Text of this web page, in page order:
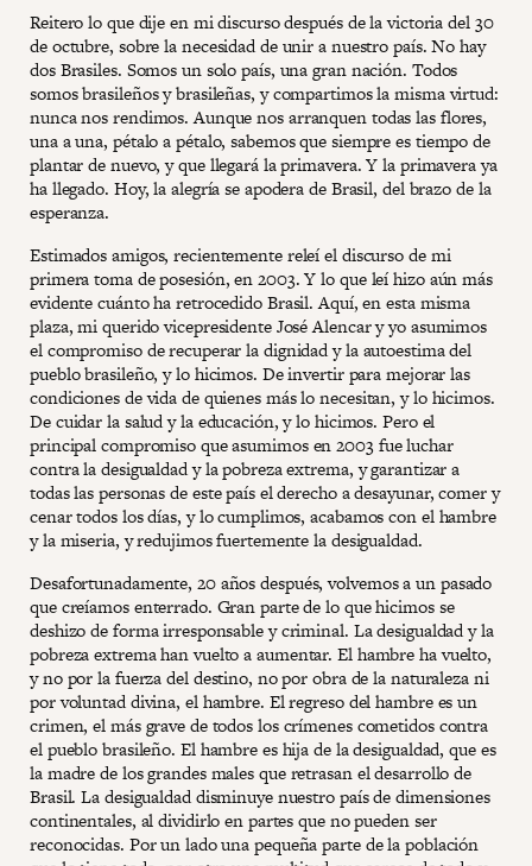
Reitero lo que dije en mi discurso después de la victoria del 30
de octubre, sobre la necesidad de unir a nuestro país. No hay
dos Brasiles. Somos un solo país, una gran nación. Todos
somos brasileños y brasileñas, y compartimos la misma virtud:
nunca nos rendimos. Aunque nos arranquen todas las flores,
una a una, pétalo a pétalo, sabemos que siempre es tiempo de
plantar de nuevo, y que llegará la primavera. Y la primavera ya
ha llegado. Hoy, la alegría se apodera de Brasil, del brazo de la
esperanza.
Estimados amigos, recientemente releí el discurso de mi
primera toma de posesión, en 2003. Y lo que leí hizo aún más
evidente cuánto ha retrocedido Brasil. Aquí, en esta misma
plaza, mi querido vicepresidente José Alencar y yo asumimos
el compromiso de recuperar la dignidad y la autoestima del
pueblo brasileño, y lo hicimos. De invertir para mejorar las
condiciones de vida de quienes más lo necesitan, y lo hicimos.
De cuidar la salud y la educación, y lo hicimos. Pero el
principal compromiso que asumimos en 2003 fue luchar
contra la desigualdad y la pobreza extrema, y garantizar a
todas las personas de este país el derecho a desayunar, comer y
cenar todos los días, y lo cumplimos, acabamos con el hambre
y la miseria, y redujimos fuertemente la desigualdad.
Desafortunadamente, 20 años después, volvemos a un pasado
que creíamos enterrado. Gran parte de lo que hicimos se
deshizo de forma irresponsable y criminal. La desigualdad y la
pobreza extrema han vuelto a aumentar. El hambre ha vuelto,
y no por la fuerza del destino, no por obra de la naturaleza ni
por voluntad divina, el hambre. El regreso del hambre es un
crimen, el más grave de todos los crímenes cometidos contra
el pueblo brasileño. El hambre es hija de la desigualdad, que es
la madre de los grandes males que retrasan el desarrollo de
Brasil. La desigualdad disminuye nuestro país de dimensiones
continentales, al dividirlo en partes que no pueden ser
reconocidas. Por un lado una pequeña parte de la población